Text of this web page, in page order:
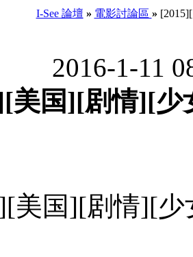
I-See 論壇 » 電影討論區 »
2016-1-11
美国][剧情][
美国][剧情][